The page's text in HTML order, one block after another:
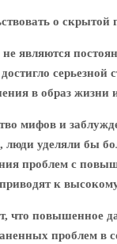
о скрытой
являются
в образ жизни
мифов и
уделяли бы
проблем с
к
что повышенное
проблем в